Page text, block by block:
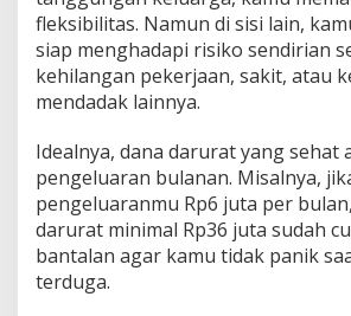
n
a
n
g
fleksibilitas. Namun di sisi lain,
siap menghadapi risiko sendirian
kehilangan pekerjaan, sakit, atau
mendadak lainnya.
Idealnya, dana darurat yang sehat
pengeluaran bulanan. Misalnya,
pengeluaranmu Rp6 juta per
darurat minimal Rp36 juta sudah
bantalan agar kamu tidak panik
terduga.